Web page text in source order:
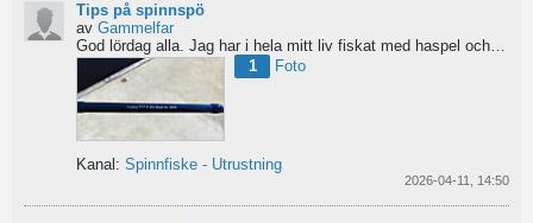
Tips på spinnspö
av Gammelfar
God lördag alla. Jag har i hela mitt liv fiskat med haspel och har för något år sedan hittat min...
1
Foto
Kanal: Spinnfiske - Utrustning
2026-04-11, 14:50